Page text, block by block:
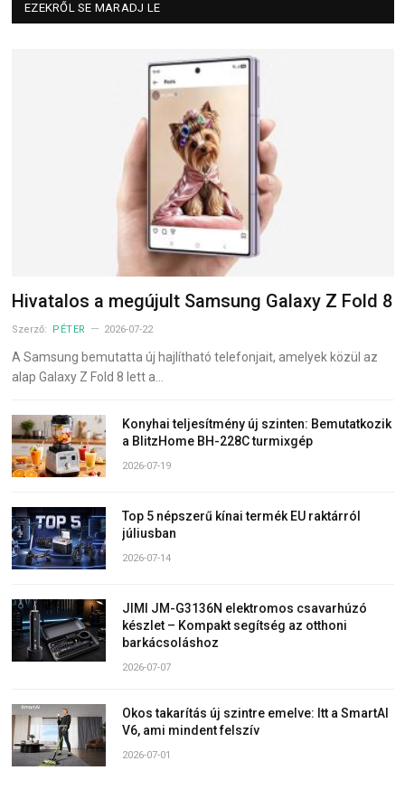
EZEKRŐL SE MARADJ LE
Hivatalos a megújult Samsung Galaxy Z Fold 8
Szerző: PÉTER 2026-07-22
A Samsung bemutatta új hajlítható telefonjait, amelyek közül az
alap Galaxy Z Fold 8 lett a…
Konyhai teljesítmény új szinten: Bemutatkozik
a BlitzHome BH-228C turmixgép
2026-07-19
Top 5 népszerű kínai termék EU raktárról
júliusban
2026-07-14
JIMI JM-G3136N elektromos csavarhúzó
készlet – Kompakt segítség az otthoni
barkácsoláshoz
2026-07-07
Okos takarítás új szintre emelve: Itt a SmartAI
V6, ami mindent felszív
2026-07-01